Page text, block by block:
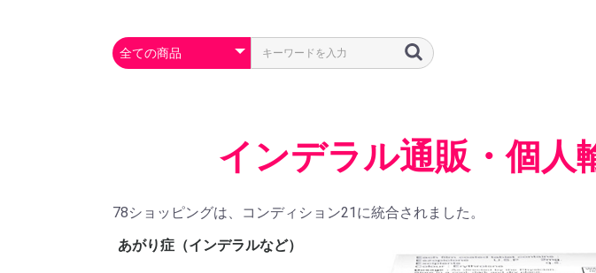
インデラル通販・個人
78ショッピングは、コンディション21に統合されました。
あがり症（インデラルなど）